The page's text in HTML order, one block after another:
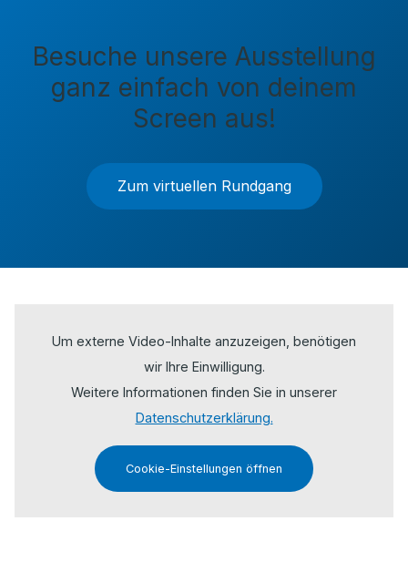
Besuche unsere Ausstellung
ganz einfach von deinem
Screen aus!
Zum virtuellen Rundgang
Um externe Video-Inhalte anzuzeigen, benötigen
wir Ihre Einwilligung.
Weitere Informationen finden Sie in unserer
Datenschutzerklärung.
Cookie-Einstellungen öffnen